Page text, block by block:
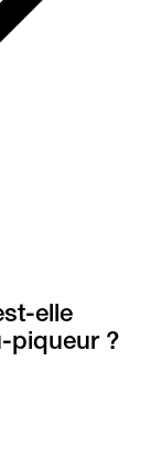
elle
piqueur ?